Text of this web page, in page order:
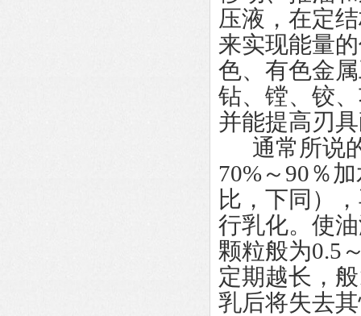
压液，在定
来实现能量
色、有色金
钻、镗、铰
并能提高刃
通常所说的
70%～90％
比，下同）
行乳化。使
颗粒般为0.5
定期越长，
乳后将失去